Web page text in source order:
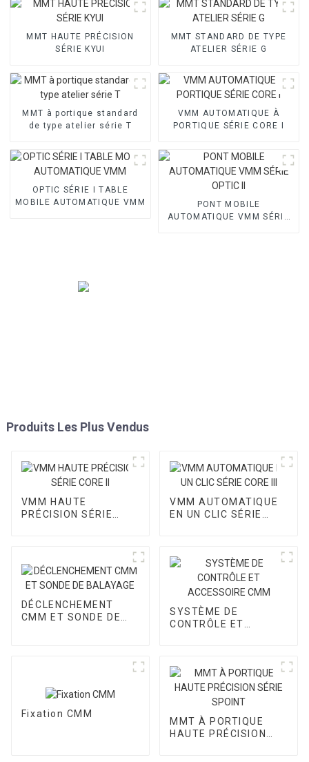
MMT HAUTE PRÉCISION
SÉRIE KYUI
MMT STANDARD DE TYPE
ATELIER SÉRIE G
MMT à portique standard
de type atelier série T
VMM AUTOMATIQUE À
PORTIQUE SÉRIE CORE I
OPTIC SÉRIE I TABLE
MOBILE AUTOMATIQUE VMM
PONT MOBILE
AUTOMATIQUE VMM SÉRIE
Produits Les Plus Vendus
VMM HAUTE
PRÉCISION SÉRIE
VMM AUTOMATIQUE
EN UN CLIC SÉRIE
DÉCLENCHEMENT
CMM ET SONDE DE
SYSTÈME DE
CONTRÔLE ET
Fixation CMM
MMT À PORTIQUE
HAUTE PRÉCISION